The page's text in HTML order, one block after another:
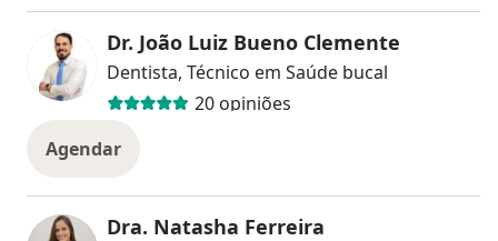
Dr. João Luiz Bueno Clemente
Dentista, Técnico em Saúde bucal
20 opiniões
Agendar
Dra. Natasha Ferreira